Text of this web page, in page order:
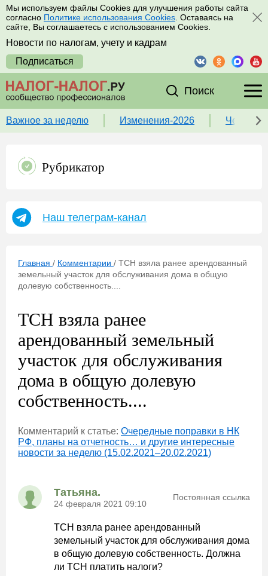
Мы используем файлы Cookies для улучшения работы сайта
согласно Политике использования Cookies . Оставаясь на
сайте, Вы соглашаетесь с использованием Cookies.
Новости по налогам, учету и кадрам
Подписаться
Поиск
Важное за неделю Изменения-2026 Чек-
Рубрикатор
Наш телеграм-канал
Главная / Комментарии / ТСН взяла ранее арендованный
земельный участок для обслуживания дома в общую
долевую собственность....
ТСН взяла ранее
арендованный земельный
участок для обслуживания
дома в общую долевую
собственность....
Комментарий к статье: Очередные поправки в НК
РФ, планы на отчетность… и другие интересные
новости за неделю (15.02.2021–20.02.2021)
Татьяна.
24 февраля 2021 09:10
Постоянная ссылка
ТСН взяла ранее арендованный
земельный участок для обслуживания дома
в общую долевую собственность. Должна
ли ТСН платить налоги?